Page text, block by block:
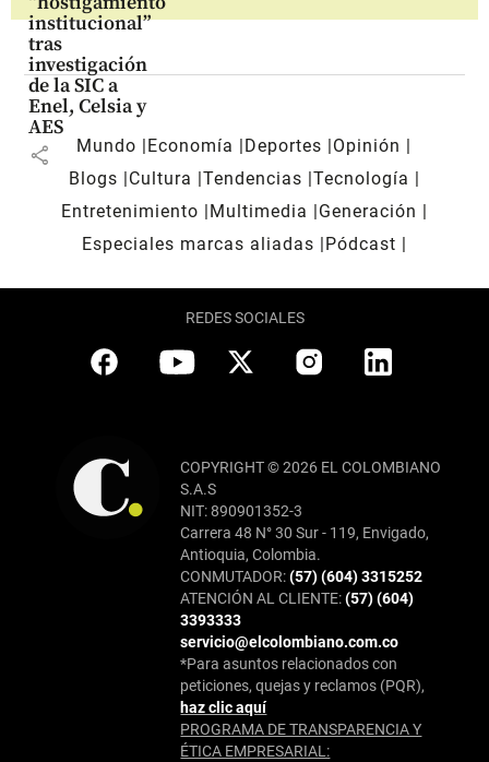
institucional”
tras
investigación
de la SIC a
Enel, Celsia y
AES
share Mundo Economía Deportes
Opinión
Blogs
Cultura Tendencias Tecnología
Entretenimiento
Multimedia
Generación
Especiales marcas aliadas
Pódcast
REDES SOCIALES
COPYRIGHT © 2026 EL COLOMBIANO
S.A.S
NIT: 890901352-3
Carrera 48 N° 30 Sur - 119, Envigado,
Antioquia, Colombia.
CONMUTADOR:(57) (604) 3315252
ATENCIÓN AL CLIENTE:(57) (604)
3393333
servicio@elcolombiano.com.co
*Para asuntos relacionados con
peticiones, quejas y reclamos (PQR),
haz clic aquí
PROGRAMA DE TRANSPARENCIA Y
ÉTICA EMPRESARIAL: